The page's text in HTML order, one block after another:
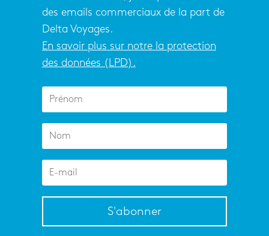
des emails commerciaux de la part de
Delta Voyages.
En savoir plus sur notre la protection
des données (LPD).
S'abonner